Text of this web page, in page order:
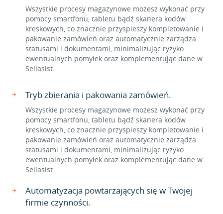
Wszystkie procesy magazynowe możesz wykonać przy
pomocy smartfonu, tabletu bądź skanera kodów
kreskowych, co znacznie przyspieszy kompletowanie i
pakowanie zamówień oraz automatycznie zarządza
statusami i dokumentami, minimalizując ryzyko
ewentualnych pomyłek oraz komplementując dane w
Sellasist.
Tryb zbierania i pakowania zamówień.
Wszystkie procesy magazynowe możesz wykonać przy
pomocy smartfonu, tabletu bądź skanera kodów
kreskowych, co znacznie przyspieszy kompletowanie i
pakowanie zamówień oraz automatycznie zarządza
statusami i dokumentami, minimalizując ryzyko
ewentualnych pomyłek oraz komplementując dane w
Sellasist.
Automatyzacja powtarzających się w Twojej
firmie czynności.